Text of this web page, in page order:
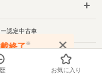
認定中古車
ース
終了※
さい
お気に入り